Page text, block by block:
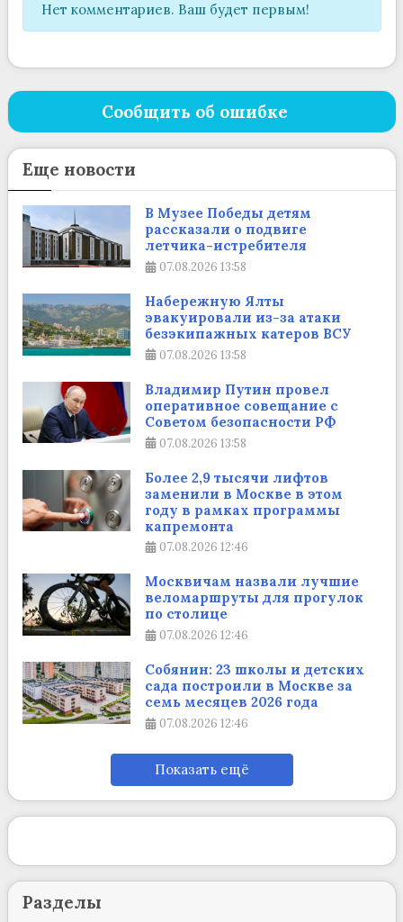
Нет комментариев. Ваш будет первым!
Сообщить об ошибке
Еще новости
В Музее Победы детям
рассказали о подвиге
летчика-истребителя
07.08.2026 13:58
Набережную Ялты
эвакуировали из-за атаки
безэкипажных катеров ВСУ
07.08.2026 13:58
Владимир Путин провел
оперативное совещание с
Советом безопасности РФ
07.08.2026 13:58
Более 2,9 тысячи лифтов
заменили в Москве в этом
году в рамках программы
капремонта
07.08.2026 12:46
Москвичам назвали лучшие
веломаршруты для прогулок
по столице
07.08.2026 12:46
Собянин: 23 школы и детских
сада построили в Москве за
семь месяцев 2026 года
07.08.2026 12:46
Показать ещё
Разделы